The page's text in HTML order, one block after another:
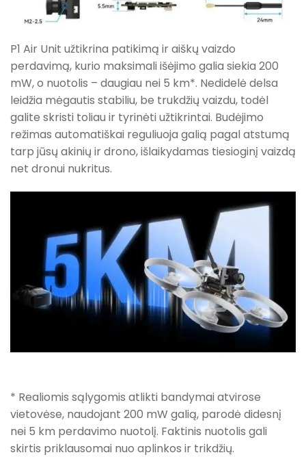
P1 Air Unit užtikrina patikimą ir aiškų vaizdo
perdavimą, kurio maksimali išėjimo galia siekia 200
mW, o nuotolis – daugiau nei 5 km*. Nedidelė delsa
leidžia mėgautis stabiliu, be trukdžių vaizdu, todėl
galite skristi toliau ir tyrinėti užtikrintai. Budėjimo
režimas automatiškai reguliuoja galią pagal atstumą
tarp jūsų akinių ir drono, išlaikydamas tiesioginį vaizdą
net dronui nukritus.
* Realiomis sąlygomis atlikti bandymai atvirose
vietovėse, naudojant 200 mW galią, parodė didesnį
nei 5 km perdavimo nuotolį. Faktinis nuotolis gali
skirtis priklausomai nuo aplinkos ir trikdžių.